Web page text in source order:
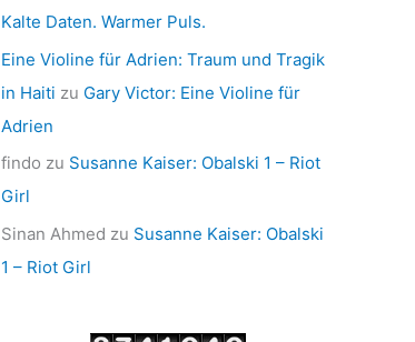
Kalte Daten. Warmer Puls.
Eine Violine für Adrien: Traum und Tragik
in Haiti zu Gary Victor: Eine Violine für
Adrien
findo zu Susanne Kaiser: Obalski 1 – Riot
Girl
Sinan Ahmed zu Susanne Kaiser: Obalski
1 – Riot Girl